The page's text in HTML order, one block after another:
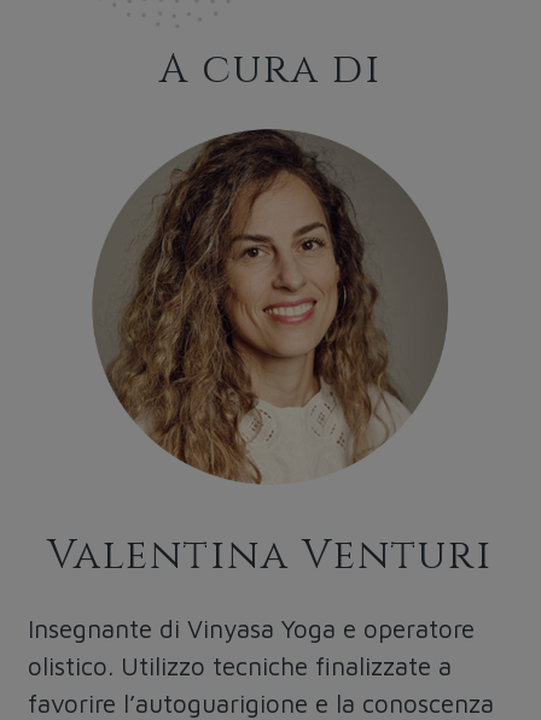
A cura di
Valentina Venturi
Insegnante di Vinyasa Yoga e operatore
olistico. Utilizzo tecniche finalizzate a
favorire l’autoguarigione e la conoscenza